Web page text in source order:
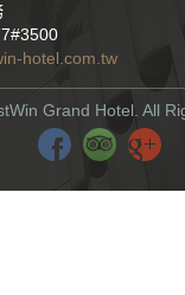
hotel.com.tw
Grand Hotel. All